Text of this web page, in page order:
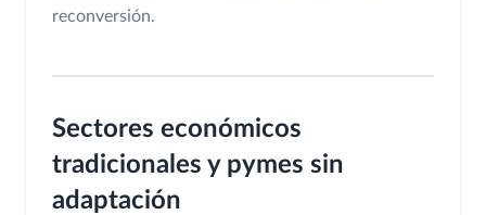
reconversión.
Sectores económicos
tradicionales y pymes sin
adaptación